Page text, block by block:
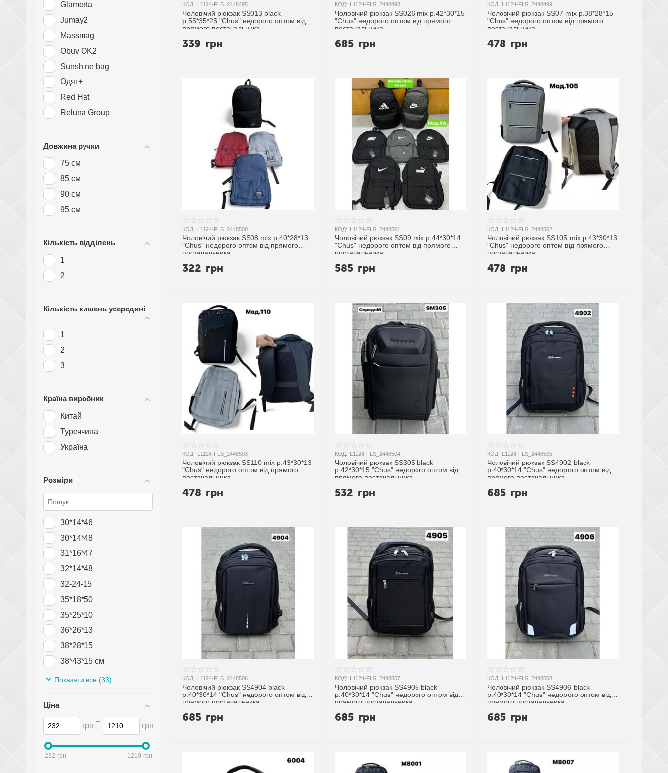
КОД: L1124-FLS_2448495
Чоловічий рюкзак SS013 black
р.55*35*25 "Chus" недорого оптом від
прямого постачальника
339 грн
КОД: L1124-FLS_2448498
Чоловічий рюкзак SS026 mix р.42*30*15
"Chus" недорого оптом від прямого
постачальника
685 грн
КОД: L1124-FLS_2448499
Чоловічий рюкзак SS07 mix р.38*28*15
"Chus" недорого оптом від прямого
постачальника
478 грн
КОД: L1124-FLS_2448500
Чоловічий рюкзак SS08 mix р.40*28*13
"Chus" недорого оптом від прямого
постачальника
322 грн
КОД: L1124-FLS_2448501
Чоловічий рюкзак SS09 mix р.44*30*14
"Chus" недорого оптом від прямого
постачальника
585 грн
КОД: L1124-FLS_2448502
Чоловічий рюкзак SS105 mix р.43*30*13
"Chus" недорого оптом від прямого
постачальника
478 грн
КОД: L1124-FLS_2448503
Чоловічий рюкзак SS110 mix р.43*30*13
"Chus" недорого оптом від прямого
постачальника
478 грн
КОД: L1124-FLS_2448504
Чоловічий рюкзак SS305 black
р.42*30*15 "Chus" недорого оптом від
прямого постачальника
532 грн
КОД: L1124-FLS_2448505
Чоловічий рюкзак SS4902 black
р.40*30*14 "Chus" недорого оптом від
прямого постачальника
685 грн
КОД: L1124-FLS_2448506
Чоловічий рюкзак SS4904 black
р.40*30*14 "Chus" недорого оптом від
прямого постачальника
685 грн
КОД: L1124-FLS_2448507
Чоловічий рюкзак SS4905 black
р.40*30*14 "Chus" недорого оптом від
прямого постачальника
685 грн
КОД: L1124-FLS_2448508
Чоловічий рюкзак SS4906 black
р.40*30*14 "Chus" недорого оптом від
прямого постачальника
685 грн
Glamorta
Jumay2
Massmag
Obuv OK2
Sunshine bag
Одяг+
Red Hat
Reluna Group
Довжина ручки
75 см
85 см
90 см
95 см
Кількість відділень
1
2
Кількість кишень усередині
1
2
3
Країна виробник
Китай
Туреччина
Україна
Розміри
30*14*46
30*14*48
31*16*47
32*14*48
32-24-15
35*18*50
35*25*10
36*26*13
38*28*15
38*43*15 см
40*28*13
40-25-10
Показати все (33)
Ціна
грн
–
грн
232 грн 1210 грн